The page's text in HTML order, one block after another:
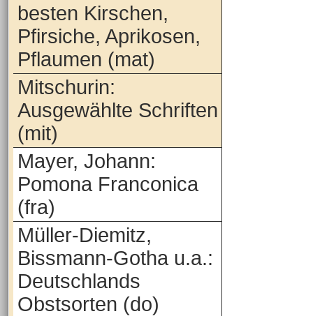
besten Kirschen,
Pfirsiche, Aprikosen,
Pflaumen (mat)
Mitschurin:
Ausgewählte Schriften
(mit)
Mayer, Johann:
Pomona Franconica
(fra)
Müller-Diemitz,
Bissmann-Gotha u.a.:
Deutschlands
Obstsorten (do)